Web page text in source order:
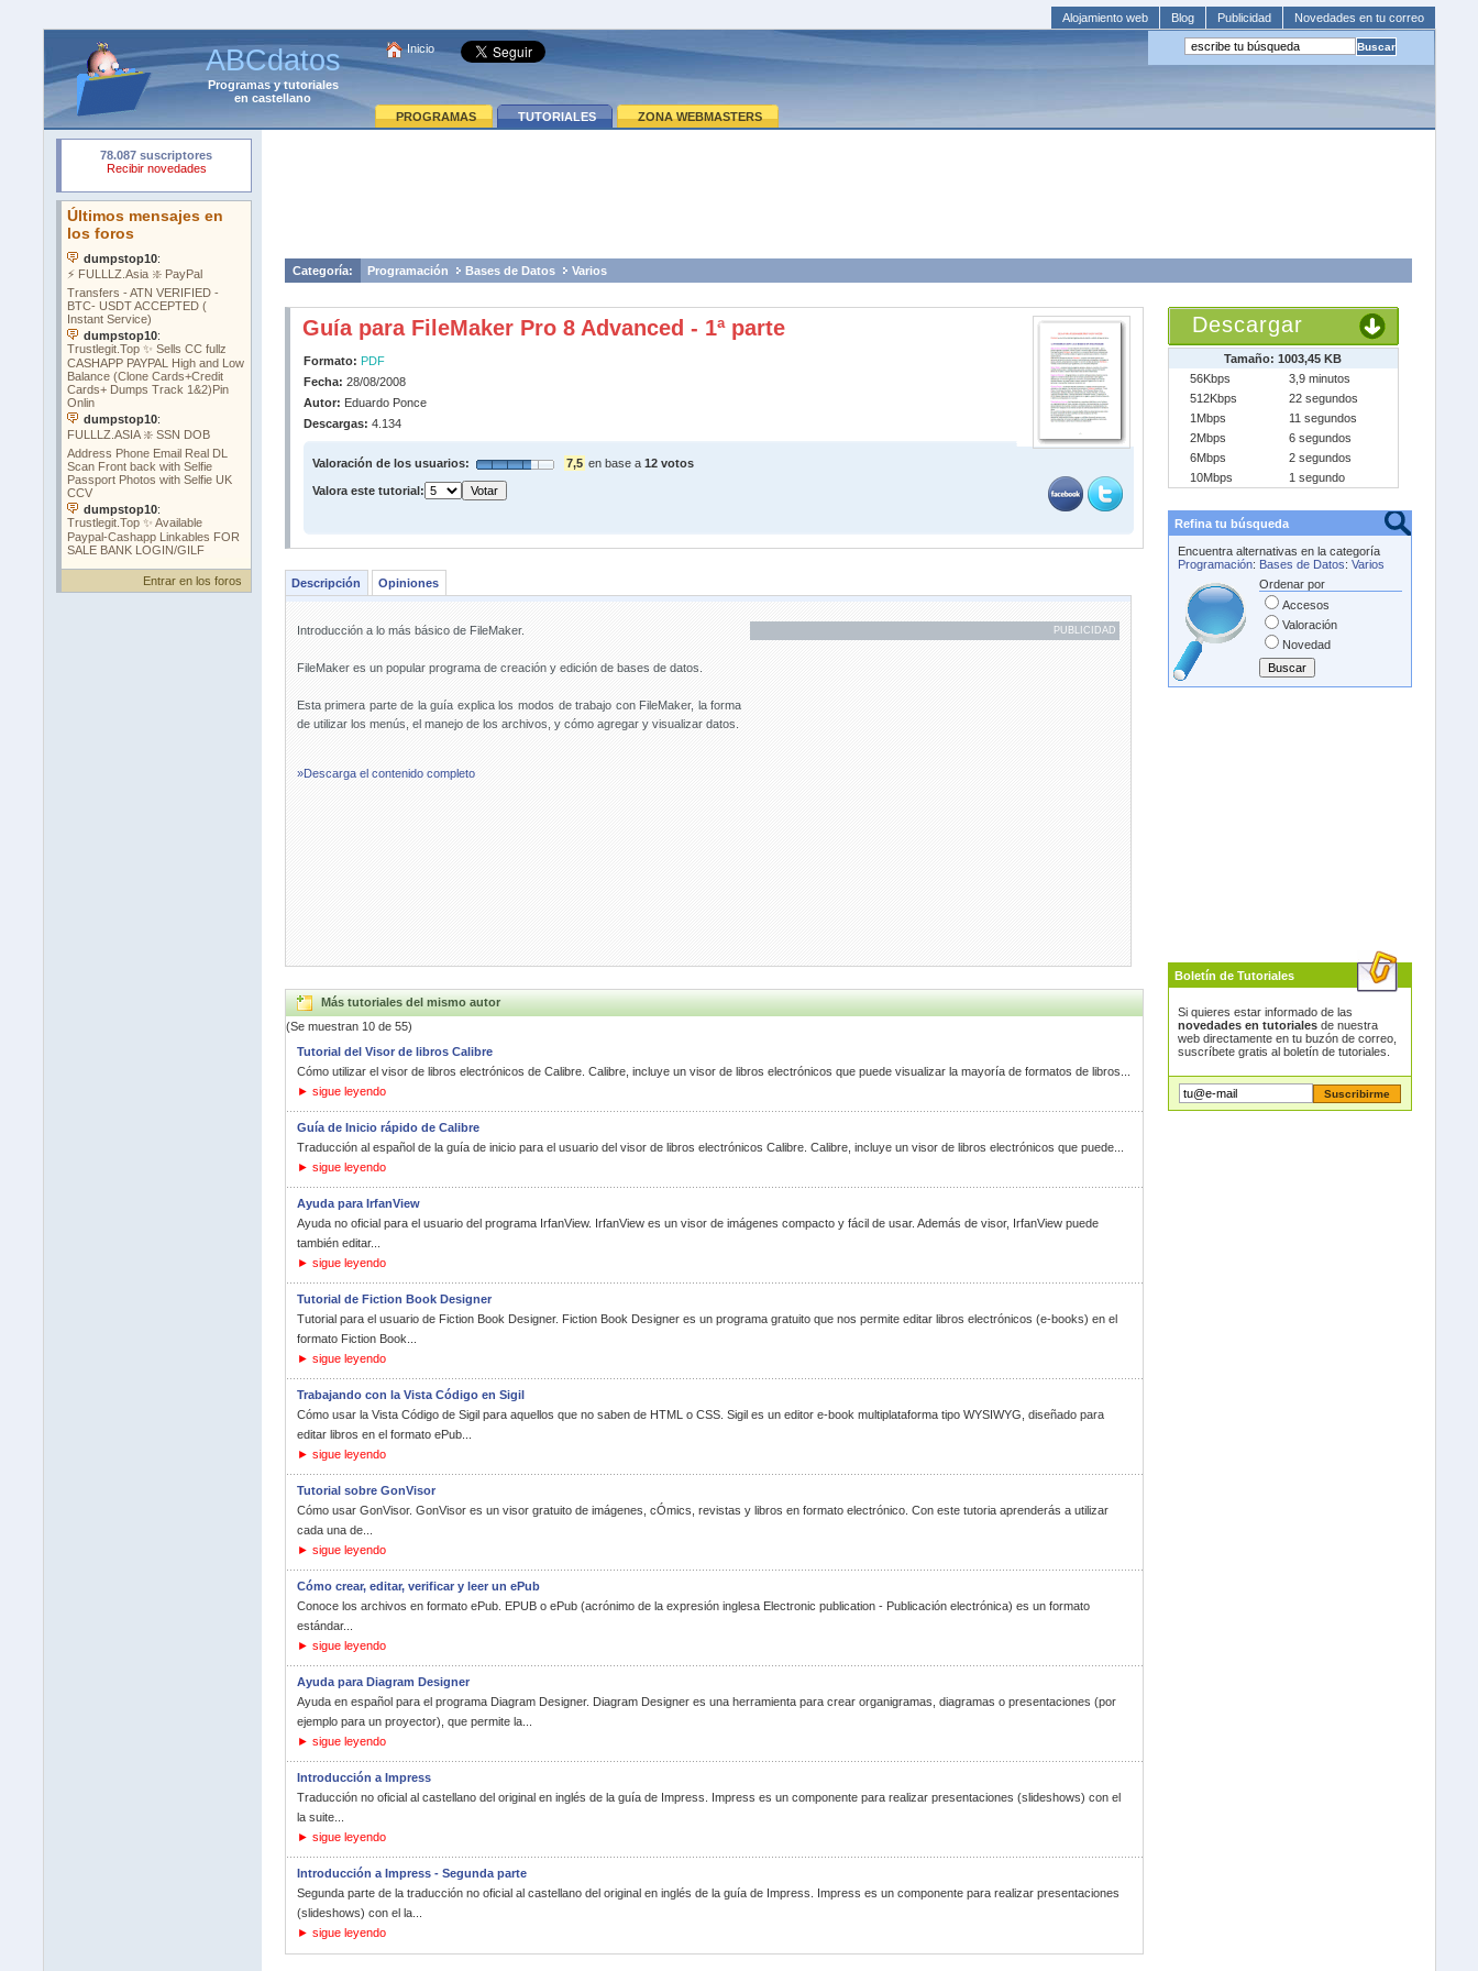
Alojamiento web Blog Publicidad Novedades en tu correo
ABCdatos
Programasytutoriales
en castellano
Inicio
PROGRAMAS TUTORIALES ZONA WEBMASTERS
Entrar en los foros
Categoría: Programación Bases de Datos Varios
Guía para FileMaker Pro 8 Advanced - 1ª parte
Formato: PDF
Fecha: 28/08/2008
Autor: Eduardo Ponce
Descargas: 4.134
Valoración de los usuarios: 7,5 en base a 12 votos
Valora este tutorial:
Descripción Opiniones
PUBLICIDAD
Introducción a lo más básico de FileMaker.
FileMaker es un popular programa de creación y edición de bases de datos.
Esta primera parte de la guía explica los modos de trabajo con FileMaker, la forma
de utilizar los menús, el manejo de los archivos, y cómo agregar y visualizar datos.
»Descarga el contenido completo
Más tutoriales del mismo autor
(Se muestran 10 de 55)
Tutorial del Visor de libros Calibre
Cómo utilizar el visor de libros electrónicos de Calibre. Calibre, incluye un visor de libros electrónicos que puede visualizar la mayoría de formatos de libros...
► sigue leyendo
Guía de Inicio rápido de Calibre
Traducción al español de la guía de inicio para el usuario del visor de libros electrónicos Calibre. Calibre, incluye un visor de libros electrónicos que puede...
► sigue leyendo
Ayuda para IrfanView
Ayuda no oficial para el usuario del programa IrfanView. IrfanView es un visor de imágenes compacto y fácil de usar. Además de visor, IrfanView puede
también editar...
► sigue leyendo
Tutorial de Fiction Book Designer
Tutorial para el usuario de Fiction Book Designer. Fiction Book Designer es un programa gratuito que nos permite editar libros electrónicos (e-books) en el
formato Fiction Book...
► sigue leyendo
Trabajando con la Vista Código en Sigil
Cómo usar la Vista Código de Sigil para aquellos que no saben de HTML o CSS. Sigil es un editor e-book multiplataforma tipo WYSIWYG, diseñado para
editar libros en el formato ePub...
► sigue leyendo
Tutorial sobre GonVisor
Cómo usar GonVisor. GonVisor es un visor gratuito de imágenes, cÓmics, revistas y libros en formato electrónico. Con este tutoria aprenderás a utilizar
cada una de...
► sigue leyendo
Cómo crear, editar, verificar y leer un ePub
Conoce los archivos en formato ePub. EPUB o ePub (acrónimo de la expresión inglesa Electronic publication - Publicación electrónica) es un formato
estándar...
► sigue leyendo
Ayuda para Diagram Designer
Ayuda en español para el programa Diagram Designer. Diagram Designer es una herramienta para crear organigramas, diagramas o presentaciones (por
ejemplo para un proyector), que permite la...
► sigue leyendo
Introducción a Impress
Traducción no oficial al castellano del original en inglés de la guía de Impress. Impress es un componente para realizar presentaciones (slideshows) con el
la suite...
► sigue leyendo
Introducción a Impress - Segunda parte
Segunda parte de la traducción no oficial al castellano del original en inglés de la guía de Impress. Impress es un componente para realizar presentaciones
(slideshows) con el la...
► sigue leyendo
Descargar
Tamaño: 1003,45 KB
56Kbps
3,9 minutos
512Kbps
22 segundos
1Mbps
11 segundos
2Mbps
6 segundos
6Mbps
2 segundos
10Mbps
1 segundo
Refina tu búsqueda
Encuentra alternativas en la categoría
Programación: Bases de Datos: Varios
Ordenar por
Accesos
Valoración
Novedad
Boletín de Tutoriales
Si quieres estar informado de las
novedades en tutorialesde nuestra
web directamente en tu buzón de correo,
suscríbete gratis al boletín de tutoriales.